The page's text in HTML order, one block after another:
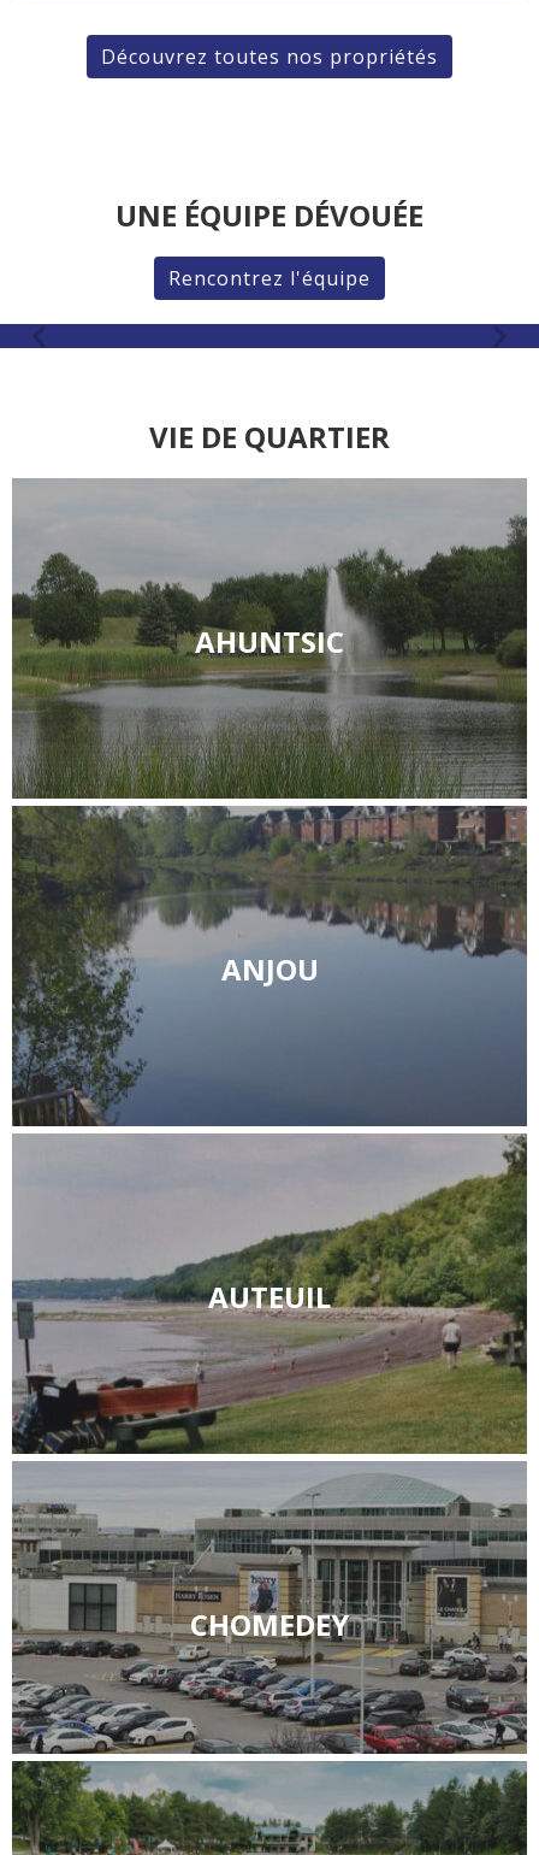
Découvrez toutes nos propriétés
UNE ÉQUIPE DÉVOUÉE
Rencontrez l'équipe
VIE DE QUARTIER
AHUNTSIC
ANJOU
AUTEUIL
CHOMEDEY